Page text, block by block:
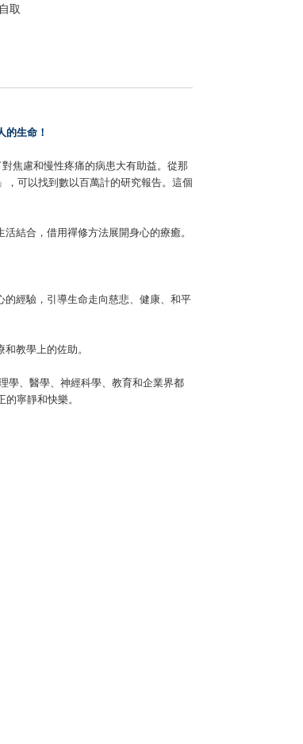
取
生命！
對焦慮和慢性疼痛的病患大有助益。從那
，可以找到數以百萬計的研究報告。這個
結合，借用禪修方法展開身心的療癒。
經驗，引導生命走向慈悲、健康、和平
教學上的佐助。
學、醫學、神經科學、教育和企業界都
寧靜和快樂。